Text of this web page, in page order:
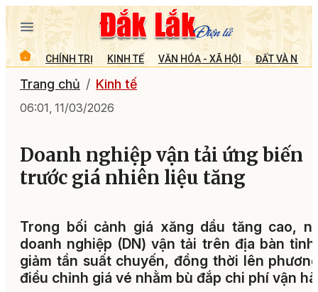
CHÍNH TRỊ KINH TẾ VĂN HÓA - XÃ HỘI ĐẤT VÀ
Trang chủ Kinh tế
06:01, 11/03/2026
Doanh nghiệp vận tải ứng biến
trước giá nhiên liệu tăng
Trong bối cảnh giá xăng dầu tăng cao,
doanh nghiệp (DN) vận tải trên địa bàn
giảm tần suất chuyến, đồng thời lên
điều chỉnh giá vé nhằm bù đắp chi phí vận